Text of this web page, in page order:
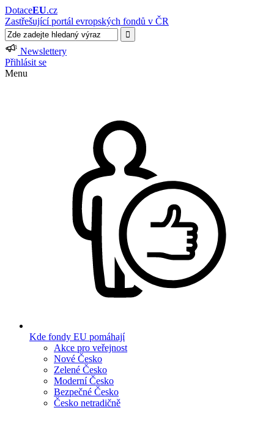
DotaceEU.cz
Zastřešující portál evropských fondů v ČR
Newslettery
Přihlásit se
Menu
Kde fondy EU pomáhají
Akce pro veřejnost
Nové Česko
Zelené Česko
Moderní Česko
Bezpečné Česko
Česko netradičně